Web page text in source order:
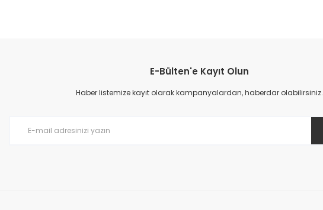
Ürün resmi kalitesiz, bozuk veya görüntülenemiyor.
Ürün açıklamasında eksik bilgiler bulunuyor.
E-Bülten'e Kayıt Olun
Haber listemize kayıt olarak kampanyalardan, haberdar olabilirsiniz.